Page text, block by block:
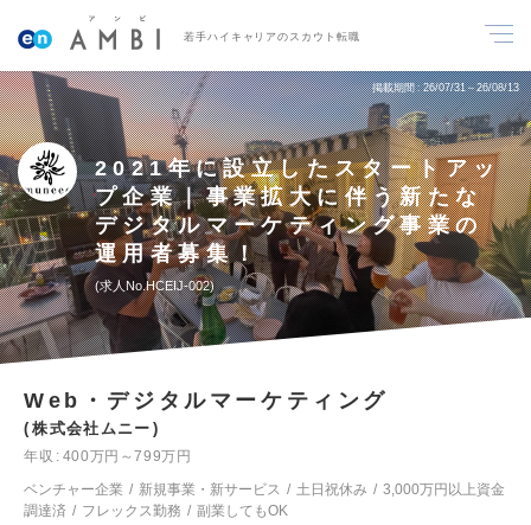
若手ハイキャリアのスカウト転職
掲載期間 26/07/31～26/08/13
2021年に設立したスタートアッ
プ企業｜事業拡大に伴う新たな
デジタルマーケティング事業の
運用者募集！
求人No.HCEIJ-002
Web・デジタルマーケティング
株式会社ムニー
年収
400万円～799万円
ベンチャー企業
新規事業・新サービス 土日祝休み
3,000万円以上資金
調達済
フレックス勤務 副業してもOK